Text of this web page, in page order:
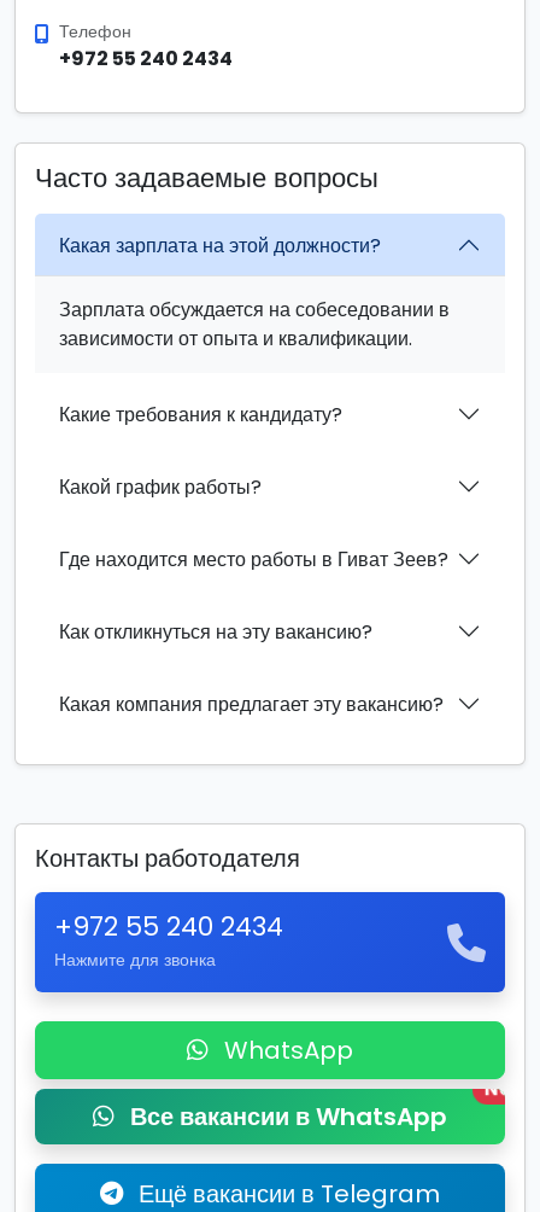
Телефон
+972 55 240 2434
Часто задаваемые вопросы
Какая зарплата на этой должности?
Зарплата обсуждается на собеседовании в
зависимости от опыта и квалификации.
Какие требования к кандидату?
Какой график работы?
Где находится место работы в Гиват Зеев?
Как откликнуться на эту вакансию?
Какая компания предлагает эту вакансию?
Контакты работодателя
+972 55 240 2434
Нажмите для звонка
WhatsApp
Все вакансии в WhatsApp
New
Ещё вакансии в Telegram